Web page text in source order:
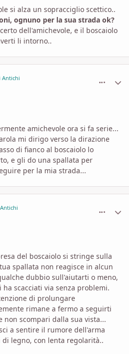
si alza un sopracciglio scettico..
ognuno per la sua strada ok?
dell'amichevole, e il boscaiolo
li intorno..
Antichi
amichevole ora si fa serie...
mi dirigo verso la dirazione
di fianco al boscaiolo lo
e gli do una spallata per
per la mia strada...
del boscaiolo si stringe sulla
spallata non reagisce in alcun
dubbio sull'aiutarti o meno,
scacciati via senza problemi.
di prolungare
rimane a fermo a seguirti
non scompari dalla sua vista...
a sentire il rumore dell'arma
legno, con lenta regolarità..